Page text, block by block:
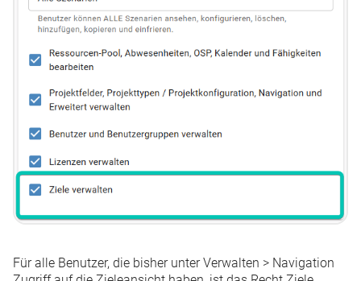
Für alle Benutzer, die bisher unterVerwalten > Navigation